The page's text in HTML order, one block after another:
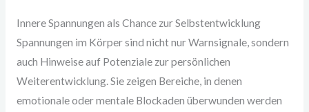
Innere Spannungen als Chance zur Selbstentwicklung
Spannungen im Körper sind nicht nur Warnsignale, sondern
auch Hinweise auf Potenziale zur persönlichen
Weiterentwicklung. Sie zeigen Bereiche, in denen
emotionale oder mentale Blockaden überwunden werden